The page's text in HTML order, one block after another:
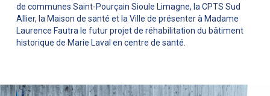
de communes Saint-Pourçain Sioule Limagne, la CPTS Sud
Allier, la Maison de santé et la Ville de présenter à Madame
Laurence Fautra le futur projet de réhabilitation du bâtiment
historique de Marie Laval en centre de santé.